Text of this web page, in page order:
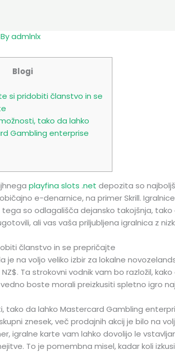
admlnlx
Blogi
si pridobiti članstvo in se
tako da lahko
Gambling enterprise
playfina slots .net depozita so
e-denarnice, na primer Skrill.
tega so odlagališča dejansko takojšnja,
ali vas vaša priljubljena igralnica z
članstvo in se prepričajte
je na voljo veliko izbir za lokalne
Ta strokovni vodnik vam bo razložil,
boste morali preizkusiti spletno igro
tako da lahko Mastercard Gambling
znesek, več prodajnih akcij je bilo na
igralne karte vam lahko dovolijo le
To je pomembna misel, kadar koli